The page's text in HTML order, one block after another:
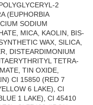
2
(EUPHORBIA
SODIUM
MICA, KAOLIN, BIS-
WAX, SILICA,
DISTEARDIMONIUM
TETRA-
TIN OXIDE,
CI 15850 (RED 7
6 LAKE), CI
1 LAKE), CI 45410